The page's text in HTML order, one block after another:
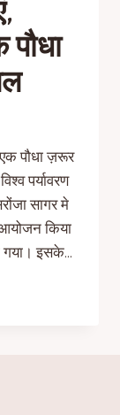
पौधा ज़रूर
पर्यावरण
सागर मे
आयोजन किया
गया। इसके…